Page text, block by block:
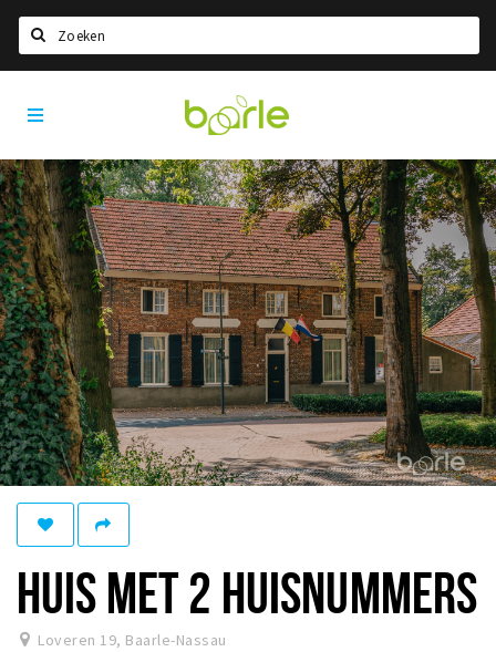
Home
Informatie
Over Baarle
Geschiedenis
Visit Baarle Shop
Enclavebon
Nieuws
Agenda
Deals
Eten
Slapen
Recreatief
Visit
Baarle
HUIS MET 2 HUISNUMMERS
Loveren 19, Baarle-Nassau